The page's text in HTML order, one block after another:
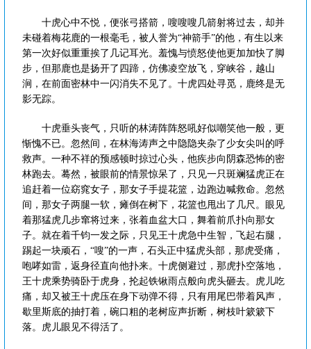
十虎心中不悦，便张弓搭箭，嗖嗖嗖几箭射将过去，却并
未碰着梅花鹿的一根毫毛，被人誉为“神箭手”的他，有生以来
第一次好似重重挨了几记耳光。羞愧与愤怒使他更加加快了脚
步，但那鹿也是扬开了四蹄，仿佛凌空放飞，穿峡谷，越山
涧，在前面密林中一闪消失不见了。十虎四处寻觅，鹿终是无
影无踪。
十虎垂头丧气，只听的林涛阵阵怒吼好似嘲笑他一般，更
惭愧不已。忽然间，在林海涛声之中隐隐夹杂了少女尖叫的呼
救声。一种不祥的预感顿时掠过心头，他疾步向阴森恐怖的密
林跑去。蓦然，被眼前的情景惊呆了，只见一只斑斓猛虎正在
追赶着一位窈窕女子，那女子手提花篮，边跑边喊救命。忽然
间，那女子两腿一软，瘫倒在树下，花篮也甩出了几尺。眼见
着那猛虎几步窜将过来，张着血盆大口，舞着前爪扑向那女
子。就在着千钧一发之际，只见王十虎急中生智，飞起右腿，
踢起一块顽石，“嗖”的一声，石头正中猛虎头部，那虎受痛，
咆哮如雷，返身径直向他扑来。十虎侧避过，那虎扑空落地，
王十虎乘势骑卧于虎身，抡起铁锹雨点般向虎头砸去。虎儿吃
痛，却又被王十虎压在身下动弹不得，只有用尾巴带着风声，
歇里斯底的抽打着，碗口粗的老树应声折断，树枝叶簌簌下
落。虎儿眼见不得活了。